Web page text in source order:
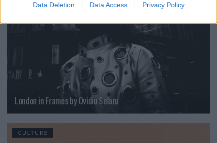
Data Deletion Data Access Privacy Policy
London in Frames by Ovidiu Selaru
CULTURE